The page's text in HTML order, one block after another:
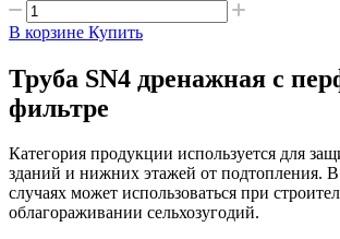
В корзине Купить
Труба SN4 дренажная с
фильтре
Категория продукции используется для
зданий и нижних этажей от подтопления.
случаях может использоваться при
облагораживании сельхозугодий.